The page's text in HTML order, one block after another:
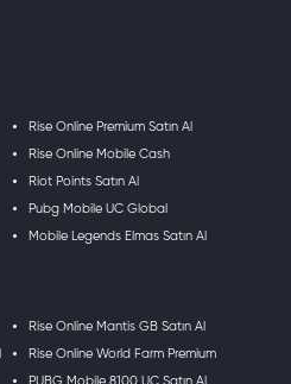
Rise Online Premium Satın Al
Rise Online Mobile Cash
Riot Points Satın Al
Pubg Mobile UC Global
Mobile Legends Elmas Satın Al
Rise Online Mantis GB Satın Al
Rise Online World Farm Premium
PUBG Mobile 8100 UC Satın Al